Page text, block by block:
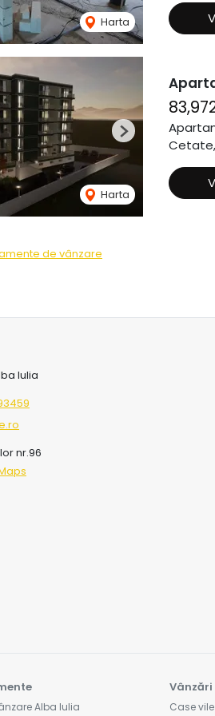
Harta
Harta
Next
de vânzare
Iulia
nr.96
Alba Iulia
Vânzări
Case